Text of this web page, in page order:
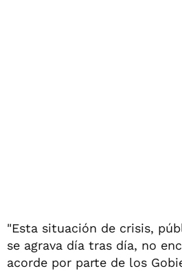
"Esta situación de crisis,
se agrava día tras día, no
acorde por parte de los